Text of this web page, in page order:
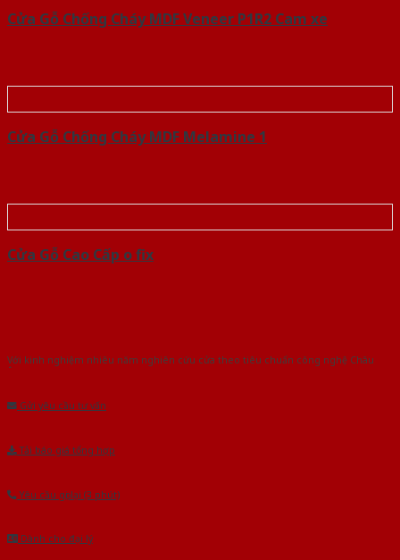
Cửa Gỗ Chống Cháy MDF Veneer P1R2 Cam xe
Cửa Gỗ Chống Cháy MDF Melamine 1
Cửa Gỗ Cao Cấp o fix
Với kinh nghiệm nhiêu năm nghiên cứu cửa theo tiêu chuẩn công nghệ Châu
Âu.Chúng tôi tự tin là nhà sản xuất & cung cấp hàng đầu tại Việt Nam!
Gửi yêu cầu tư vấn
Tải báo giá tổng hợp
Yêu cầu gọi lại (3 phút)
Dành cho đại lý